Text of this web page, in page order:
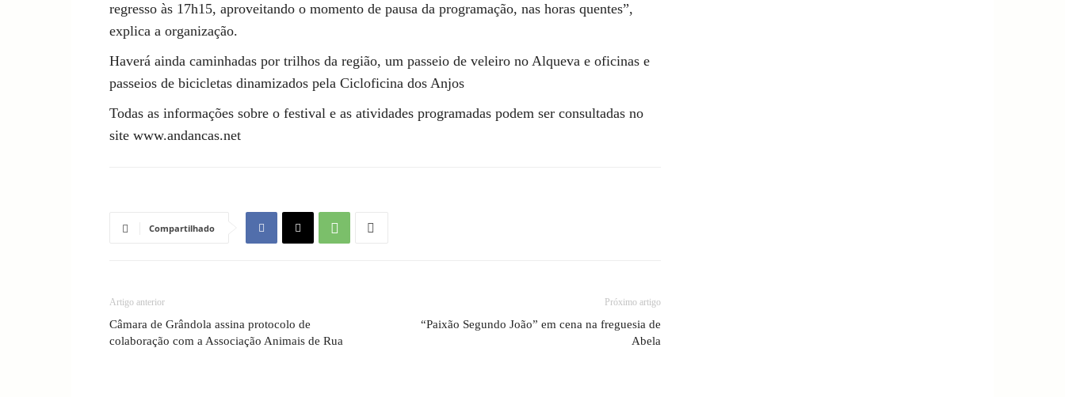
regresso às 17h15, aproveitando o momento de pausa da programação, nas horas quentes”,
explica a organização.
Haverá ainda caminhadas por trilhos da região, um passeio de veleiro no Alqueva e oficinas e
passeios de bicicletas dinamizados pela Cicloficina dos Anjos
Todas as informações sobre o festival e as atividades programadas podem ser consultadas no
site www.andancas.net
Compartilhado
Artigo anterior
Câmara de Grândola assina protocolo de
colaboração com a Associação Animais de Rua
Próximo artigo
“Paixão Segundo João” em cena na freguesia de
Abela